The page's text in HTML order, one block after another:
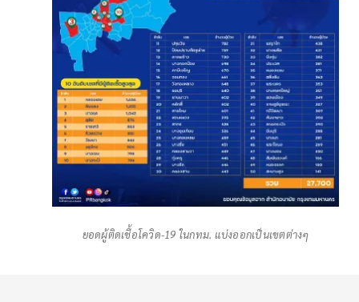
ยอดผู้ติดเชื้อโควิด-19 ในกทม. แบ่งออกเป็นเขตต่างๆ